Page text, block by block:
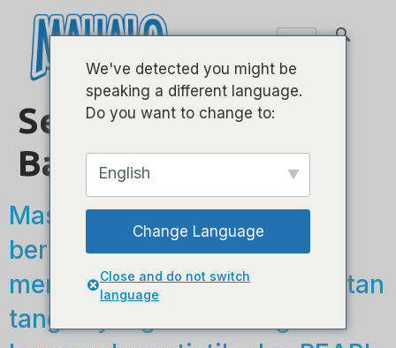
Seri Mutiara –
Bariton
Master luthiers kami
berkomitmen untuk
memproduksi instrumen buatan
tangan yang halus dengan
We've detected you might be
speaking a different language.
Do you want to change to:
English
Change Language
Close and do not switch
language